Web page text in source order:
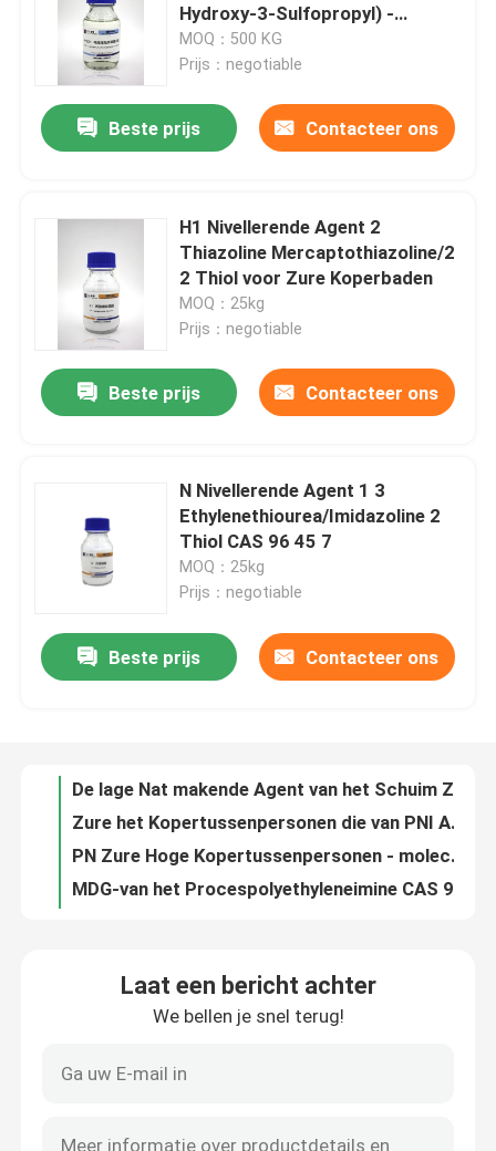
Producten
Ongeveer ons
Kwaliteitscontrole
Neem contact op
Zure Verkoperenpoetsmiddelen
Zure Kopertussenpersonen
nivellerende agent
Hydroxy-3-Sulfopropyl) -
Pyridinium Betane
MOQ：500 KG
Prijs：negotiable
Beste prijs Contacteer ons
H1 Nivellerende Agent 2
Thiazoline Mercaptothiazoline/2
2 Thiol voor Zure Koperbaden
MOQ：25kg
Prijs：negotiable
Beste prijs Contacteer ons
N Nivellerende Agent 1 3
Ethylenethiourea/Imidazoline 2
Thiol CAS 96 45 7
MOQ：25kg
Prijs：negotiable
Beste prijs Contacteer ons
De lage Nat makende Agent van het Schuim Zure Koper voor PCB-Proces
Zure het Kopertussenpersonen van GISS voor Zuur Koper een Derivaat van Polyethyleneimine
KAART Galvaniserende Chemische producten, CAS 2978 58 7 Nikkel het Galvaniseren Oplossing
Laat een bericht achter
We bellen je snel terug!